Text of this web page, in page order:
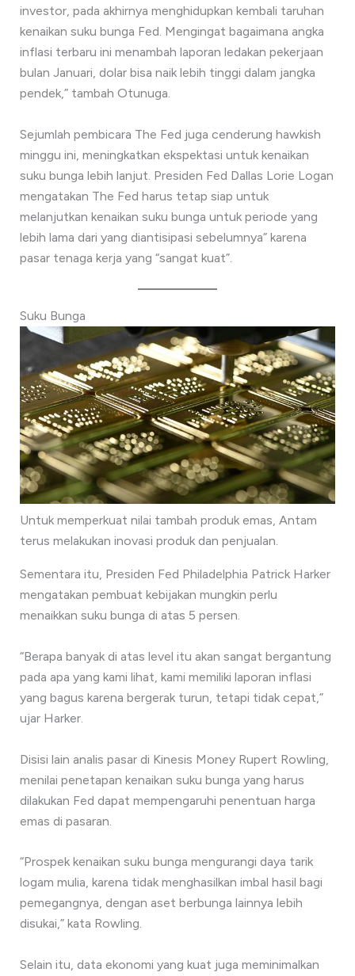
investor, pada akhirnya menghidupkan kembali taruhan
kenaikan suku bunga Fed. Mengingat bagaimana angka
inflasi terbaru ini menambah laporan ledakan pekerjaan
bulan Januari, dolar bisa naik lebih tinggi dalam jangka
pendek,” tambah Otunuga.
Sejumlah pembicara The Fed juga cenderung hawkish
minggu ini, meningkatkan ekspektasi untuk kenaikan
suku bunga lebih lanjut. Presiden Fed Dallas Lorie Logan
mengatakan The Fed harus tetap siap untuk
melanjutkan kenaikan suku bunga untuk periode yang
lebih lama dari yang diantisipasi sebelumnya” karena
pasar tenaga kerja yang “sangat kuat”.
Suku Bunga
Untuk memperkuat nilai tambah produk emas, Antam
terus melakukan inovasi produk dan penjualan.
Sementara itu, Presiden Fed Philadelphia Patrick Harker
mengatakan pembuat kebijakan mungkin perlu
menaikkan suku bunga di atas 5 persen.
“Berapa banyak di atas level itu akan sangat bergantung
pada apa yang kami lihat, kami memiliki laporan inflasi
yang bagus karena bergerak turun, tetapi tidak cepat,”
ujar Harker.
Disisi lain analis pasar di Kinesis Money Rupert Rowling,
menilai penetapan kenaikan suku bunga yang harus
dilakukan Fed dapat mempengaruhi penentuan harga
emas di pasaran.
“Prospek kenaikan suku bunga mengurangi daya tarik
logam mulia, karena tidak menghasilkan imbal hasil bagi
pemegangnya, dengan aset berbunga lainnya lebih
disukai,” kata Rowling.
Selain itu, data ekonomi yang kuat juga meminimalkan